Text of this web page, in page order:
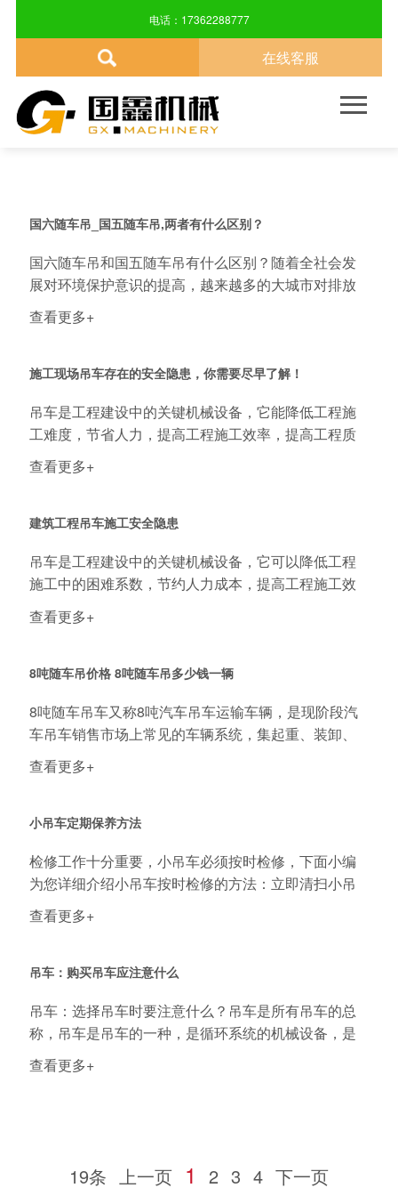
在线客服
电话：17362288777
品牌介绍
发展历程
尖端科技
汽车吊车
随车吊车
旋转吊篮
公司动态
技术指导
售后服务
联系方式 
NEWS CENTER
国六随车吊_国五随车吊,两者有什么区别？
国六随车吊和国五随车吊有什么区别？随着全社会发
展对环境保护意识的提高，越来越多的大城市对排放
的要...
查看更多+
施工现场吊车存在的安全隐患，你需要尽早了解！
吊车是工程建设中的关键机械设备，它能降低工程施
工难度，节省人力，提高工程施工效率，提高工程质
量。...
查看更多+
建筑工程吊车施工安全隐患
吊车是工程建设中的关键机械设备，它可以降低工程
施工中的困难系数，节约人力成本，提高工程施工效
率，...
查看更多+
8吨随车吊价格 8吨随车吊多少钱一辆
8吨随车吊车又称8吨汽车吊车运输车辆，是现阶段汽
车吊车销售市场上常见的车辆系统，集起重、装卸、
运输...
查看更多+
小吊车定期保养方法
检修工作十分重要，小吊车必须按时检修，下面小编
为您详细介绍小吊车按时检修的方法：立即清扫小吊
车。...
查看更多+
吊车：购买吊车应注意什么
吊车：选择吊车时要注意什么？吊车是所有吊车的总
称，吊车是吊车的一种，是循环系统的机械设备，是
间歇...
查看更多+
19条 上一页 1 2 3 4 下一页